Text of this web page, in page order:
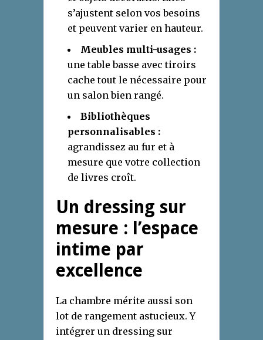
s’ajustent selon vos besoins
et peuvent varier en hauteur.
Meubles multi-usages :
une table basse avec tiroirs
cache tout le nécessaire pour
un salon bien rangé.
Bibliothèques
personnalisables :
agrandissez au fur et à
mesure que votre collection
de livres croît.
Un dressing sur
mesure : l’espace
intime par
excellence
La chambre mérite aussi son
lot de rangement astucieux. Y
intégrer un dressing sur